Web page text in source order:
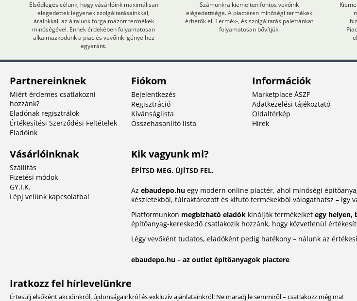
Elsődleges célunk, hogy vásárlóink maximálisan
elégedettek legyenek szolgáltatásainkkal,
árainkkal, az általunk forgalmazott termékek
minőségével. Ennek érdekében folyamatosan
alkalmazkodunk a piac és vevőink igényeihez
egyaránt.
Számunkra kiemelten fontos vevőink
elégedettsége. A piactéren minőségi termékek
érhetők el. Termék-, és szolgáltatás palettánkat
folyamatosan bővítjük.
Partnereinknek
Miért érdemes csatlakozni
hozzánk?
Eladónak regisztrálok
Értékesítési Szerződési Feltételek
Eladóink
Fiókom
Bejelentkezés
Regisztráció
Kívánságlista
Összehasonlító lista
Információk
Marketplace ÁSZF
Adatkezelési tájékoztató
Oldaltérkép
Hírek
Vásárlóinknak
Szállítás
Fizetési módok
GY.I.K.
Lépj velünk kapcsolatba!
Kik vagyunk mi?
ÉPÍTSD MEG. ÚJÍTSD FEL.
Az ebaudepo.huegy modern online piactér, ahol minőségi
készletekből, túlraktározott és kifutó termékekből válogathatsz – így
Platformunkon megbízható eladókkínálják termékeiket egy helyen,
építőanyag-kereskedő csatlakozik hozzánk, hogy közvetlenül
Légy vevőként tudatos, eladóként pedig hatékony – nálunk az
ebaudepo.hu – az outlet építőanyagok piactere
Iratkozz fel hírlevelünkre
Értesülj elsőként akcióinkról, újdonságainkról és exkluzív ajánlatainkról! Ne maradj le semmiről – csatlakozz még ma!